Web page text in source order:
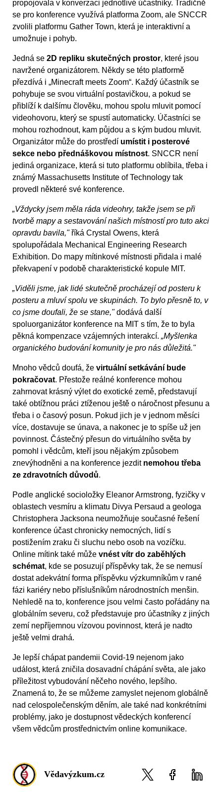
propojovala v konverzaci jednotlivé účastníky. Tradičně
se pro konference využívá platforma Zoom, ale SNCCR
zvolili platformu Gather Town, která je interaktivní a
umožnuje i pohyb.
Jedná se 2D repliku skutečných prostor, které jsou
navržené organizátorem. Někdy se této platformě
přezdívá i „Minecraft meets Zoom“. Každý účastník se
pohybuje se svou virtuální postavičkou, a pokud se
přiblíží k dalšímu člověku, mohou spolu mluvit pomocí
videohovoru, který se spustí automaticky. Účastníci se
mohou rozhodnout, kam půjdou a s kým budou mluvit.
Organizátor může do prostředí umístit i posterové
sekce nebo přednáškovou místnost. SNCCR není
jediná organizace, která si tuto platformu oblíbila, třeba i
známý Massachusetts Institute of Technology tak
provedl některé své konference.
„Vždycky jsem měla ráda videohry, takže jsem se při
tvorbě mapy a sestavování našich místností pro tuto akci
opravdu bavila,"říká Crystal Owens, která
spolupořádala Mechanical Engineering Research
Exhibition. Do mapy mítinkové místnosti přidala i malé
překvapení v podobě charakteristické kopule MIT.
„Viděli jsme, jak lidé skutečně procházejí od posteru k
posteru a mluví spolu ve skupinách. To bylo přesně to, v
co jsme doufali, že se stane,"dodává další
spoluorganizátor konference na MIT s tím, že to byla
pěkná kompenzace vzájemných interakcí. „Myšlenka
organického budování komunity je pro nás důležitá."
Mnoho vědců doufá, že virtuální setkávání bude
pokračovat. Přestože reálné konference mohou
zahrnovat krásný výlet do exotické země, představují
také obtížnou práci ztíženou ještě o náročnost přesunu a
třeba i o časový posun. Pokud jich je v jednom měsíci
více, dostavuje se únava, a nakonec je to spíše už jen
povinnost. Částečný přesun do virtuálního světa by
pomohl i vědcům, kteří jsou nějakým způsobem
znevýhodněni a na konference jezdit nemohou třeba
ze zdravotních důvodů.
Podle anglické socioložky Eleanor Armstrong, fyzičky v
oblastech vesmíru a klimatu Divya Persaud a geologa
Christophera Jacksona neumožňuje současné řešení
konference účast chronicky nemocných, lidí s
postižením zraku či sluchu nebo osob na vozíčku.
Online mítink také může vnést vítr do zaběhlých
schémat, kde se posuzují příspěvky tak, že se nemusí
dostat adekvátní forma příspěvku výzkumníkům v rané
fázi kariéry nebo příslušníkům národnostních menšin.
Nehledě na to, konference jsou velmi často pořádány na
globálním severu, což představuje pro účastníky z jiných
zemí nepříjemnou vízovou povinnost, která je nadto
ještě velmi drahá.
Je lepší chápat pandemii Covid-19 nejenom jako
událost, která zničila dosavadní chápání světa, ale jako
příležitost vybudování něčeho nového, lepšího.
Znamená to, že se můžeme zamyslet nejenom globálně
nad celospolečenským děním, ale také nad konkrétními
problémy, jako je dostupnost vědeckých konferencí
všem vědcům prostřednictvím online komunikace.
Vědavýzkum.cz